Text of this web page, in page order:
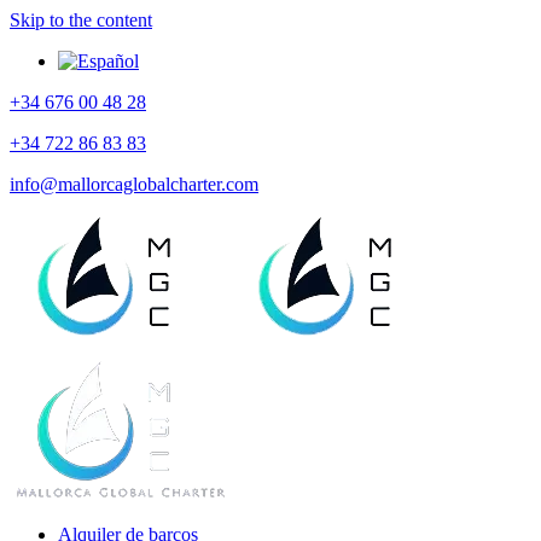
Skip to the content
+34 676 00 48 28
+34 722 86 83 83
info@mallorcaglobalcharter.com
Alquiler de barcos